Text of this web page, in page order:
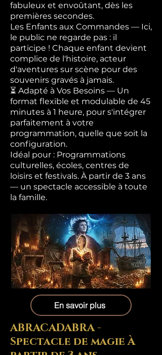
fabuleux et envoûtant, dès les
premières secondes.
Les Enfants aux Commandes — Ici,
le public ne regarde pas : il
participe ! Chaque enfant devient
complice de l'histoire, acteur
d'aventures sur scène pour des
souvenirs gravés à jamais.
⏳ Adapté à Vos Besoins — Un
format flexible et modulable de 45
minutes à 1 heure, pour s'intégrer
parfaitement à votre
programmation, quelle que soit la
configuration.
Idéal pour : Programmations
culturelles, écoles, centres de
loisirs et festivals. À partir de 3 ans
— un spectacle accessible à toute
la famille.
En savoir plus
ABRACADABRA -
Spectacle de magie À